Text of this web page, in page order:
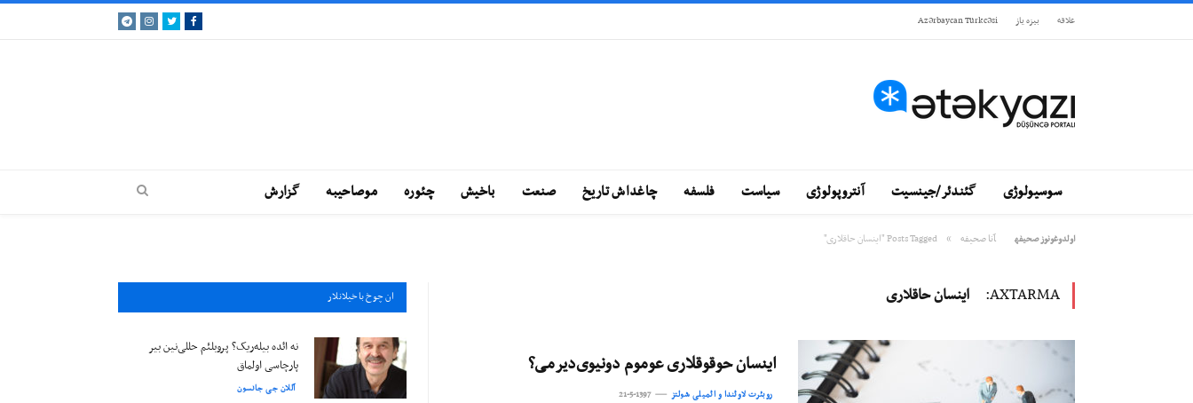
علاقه بيزه ياز Azərbaycan Türkcəsi
Facebook
Twitter
Instagram
Telegram
سوسیولوژی گئندئر/جینسیت آنتروپولوژی سياست فلسفه چاغداش تاريخ صنعت باخيش چئوره موصاحيبه گزارش
اولدوغونوز صحيفه آنا صحيفه » Posts Tagged "اینسان حاقلاری"
AXTARMA: اینسان حاقلاری
اینسان حوقوقلاری عوموم دونیوی‌دیرمی؟
روبئرت لاوئندا و ائمیلی شولتز 21-5-1397
ان چوخ باخيلانلار
نه ائده بیله‌ریک؟ پروبلئم حللی‌نین بیر
پارچاسی اولماق
آللان جی جانسون